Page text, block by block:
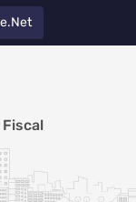
Fiscal